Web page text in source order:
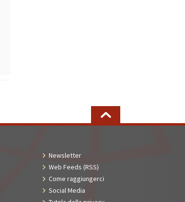
Newsletter
Web Feeds (RSS)
Come raggiungerci
Social Media